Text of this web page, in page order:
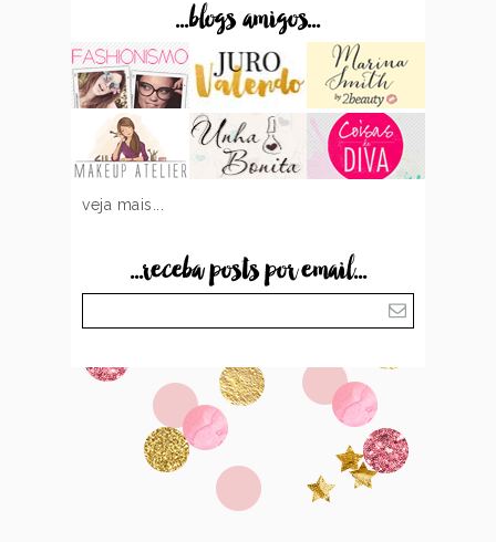
...blogs amigos...
veja mais...
...receba posts por email...